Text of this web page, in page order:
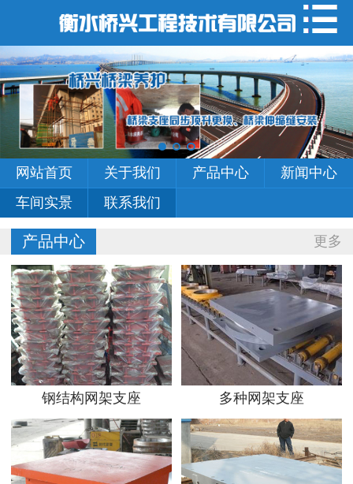
网站首页
关于我们
产品中心
新闻中心
车间实景
联系我们
网站首页 关于我们 产品中心
新闻中心
车间实景
联系我们
更多
产品中心
钢结构网架支座 多种网架支座